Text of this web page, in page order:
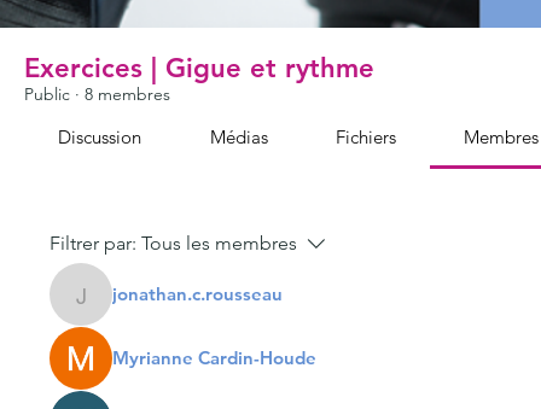
Exercices | Gigue et rythme
Public · 8 membres
Discussion Médias Fichiers Membres
Filtrer par: Tous les membres
jonathan.c.rousseau
jonathan.c.rousseau
Myrianne Cardin-Houde